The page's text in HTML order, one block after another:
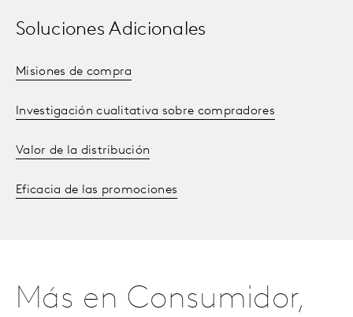
Soluciones Adicionales
Misiones de compra
Investigación cualitativa sobre compradores
Valor de la distribución
Eficacia de las promociones
Más en Consumidor,